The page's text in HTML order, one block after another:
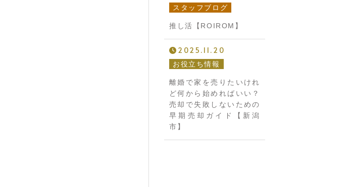
スタッフブログ
推し活【ROIROM】
2025.11.20
お役立ち情報
離婚で家を売りたいけれ
ど何から始めればいい？
売却で失敗しないための
早期売却ガイド【新潟
市】